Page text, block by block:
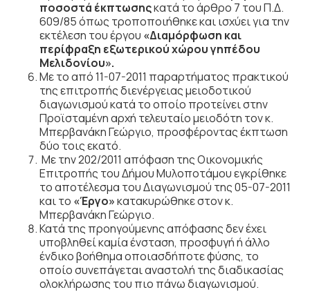
ποσοστά έκπτωσηςκατά το άρθρο 7 του Π.Δ.
609/85 όπως τροποποιήθηκε και ισχύει για την
εκτέλεση του έργου «Διαμόρφωση και
περίφραξη εξωτερικού χώρου γηπέδου
Μελιδονίου».
Με το από 11-07-2011 παραρτήματος πρακτικού
της επιτροπής διενέργειας μειοδοτικού
διαγωνισμού κατά το οποίο προτείνει στην
Προϊσταμένη αρχή τελευταίο μειοδότη τον κ.
Μπερβανάκη Γεώργιο, προσφέροντας έκπτωση
δύο τοις εκατό.
Με την 202/2011 απόφαση της Οικονομικής
Επιτροπής του Δήμου Μυλοποτάμου εγκρίθηκε
το αποτέλεσμα του Διαγωνισμού της 05-07-2011
και το «Έργο»κατακυρώθηκε στον κ.
Μπερβανάκη Γεώργιο.
Κατά της προηγούμενης απόφασης δεν έχει
υποβληθεί καμία ένσταση, προσφυγή ή άλλο
ένδικο βοήθημα οποιασδήποτε φύσης, το
οποίο συνεπάγεται αναστολή της διαδικασίας
ολοκλήρωσης του πιο πάνω διαγωνισμού.